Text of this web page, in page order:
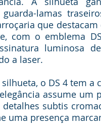
lamas
que
com o emblema
luminosa
a laser.
o DS 4 tem a
assume um
detalhes subtis
uma presença